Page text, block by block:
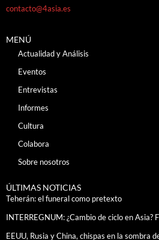
contacto@4asia.es
MENÚ
Actualidad y Análisis
Eventos
Entrevistas
Informes
Cultura
Colabora
Sobre nosotros
ÚLTIMAS NOTICIAS
Teherán: el funeral como pretexto
INTERREGNUM: ¿Cambio de ciclo en Asia?
EEUU, Rusia y China, chispas en la sombra